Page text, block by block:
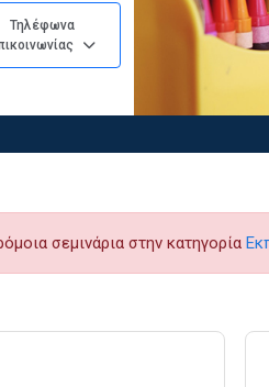
Τηλέφωνα
σεμινάρια στην κατηγορία